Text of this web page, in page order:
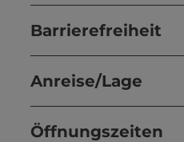
Barrierefreiheit
Anreise/Lage
Öffnungszeiten